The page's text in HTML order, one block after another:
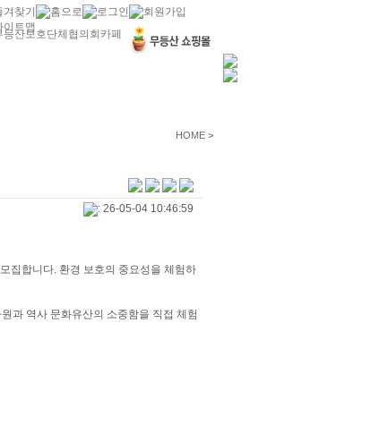
HOME >
: 26-05-04 10:46:59
집합니다. 환경 보호의 중요성을 체험하
과 역사 문화유산의 소중함을 직접 체험